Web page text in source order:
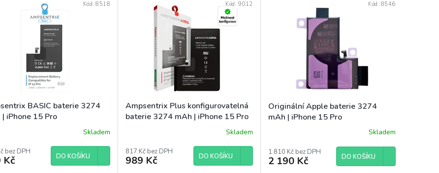
BASIC baterie 3274
| iPhone 15 Pro
Skladem
bez DPH
Kč DO KOŠÍKU
Kód:8518
Ampsentrix Plus konfigurovatelná
baterie 3274 mAh | iPhone 15 Pro
Skladem
817 Kč bez DPH
989 Kč DO KOŠÍKU
Kód: 9012
Originální Apple baterie 3274
mAh | iPhone 15 Pro
Skladem
1 810 Kč bez DPH
2 190 Kč DO KOŠÍKU
Kód: 8546